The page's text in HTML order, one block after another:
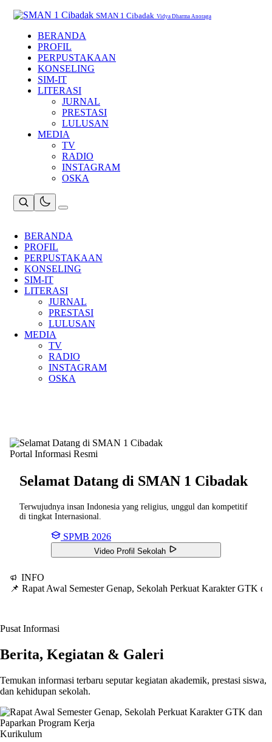
SMAN 1 Cibadak Vidya Dharma Anoraga
BERANDA
PROFIL
PERPUSTAKAAN
KONSELING
SIM-IT
LITERASI
JURNAL
PRESTASI
LULUSAN
MEDIA
TV
RADIO
INSTAGRAM
OSKA
BERANDA
PROFIL
PERPUSTAKAAN
KONSELING
SIM-IT
LITERASI
JURNAL
PRESTASI
LULUSAN
MEDIA
TV
RADIO
INSTAGRAM
OSKA
Portal Informasi Resmi
Selamat Datang di SMAN 1 Cibadak
Terwujudnya insan Indonesia yang religius, unggul dan kompetitif
di tingkat Internasional.
SPMB 2026
Video Profil Sekolah
INFO
📌 Rapat Awal Semester Genap, Sekolah Perkuat Karakter GTK
Pusat Informasi
Berita, Kegiatan & Galeri
Temukan informasi terbaru seputar kegiatan akademik, prestasi siswa,
dan kehidupan sekolah.
Kurikulum